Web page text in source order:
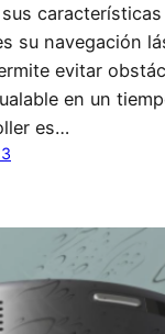
características
su navegación
evitar
en un
es…